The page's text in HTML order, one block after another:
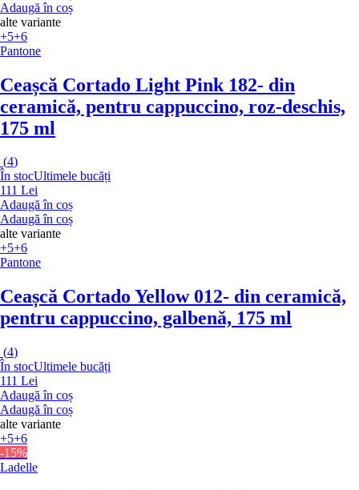
Adaugă în coș
alte variante
+5+6
Pantone
Ceașcă Cortado Light Pink 182- din
ceramică, pentru cappuccino, roz-deschis,
175 ml
(4)
În stocUltimele bucăți
111 Lei
Adaugă în coș
Adaugă în coș
alte variante
+5+6
Pantone
Ceașcă Cortado Yellow 012- din ceramică,
pentru cappuccino, galbenă, 175 ml
(4)
În stocUltimele bucăți
111 Lei
Adaugă în coș
Adaugă în coș
alte variante
+5+6
-15%
Ladelle